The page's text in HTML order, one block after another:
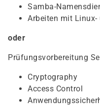
Samba-
Arbeiten mit Linux-
oder
Prüfungsvorbereitung
Cryptography
Access Control